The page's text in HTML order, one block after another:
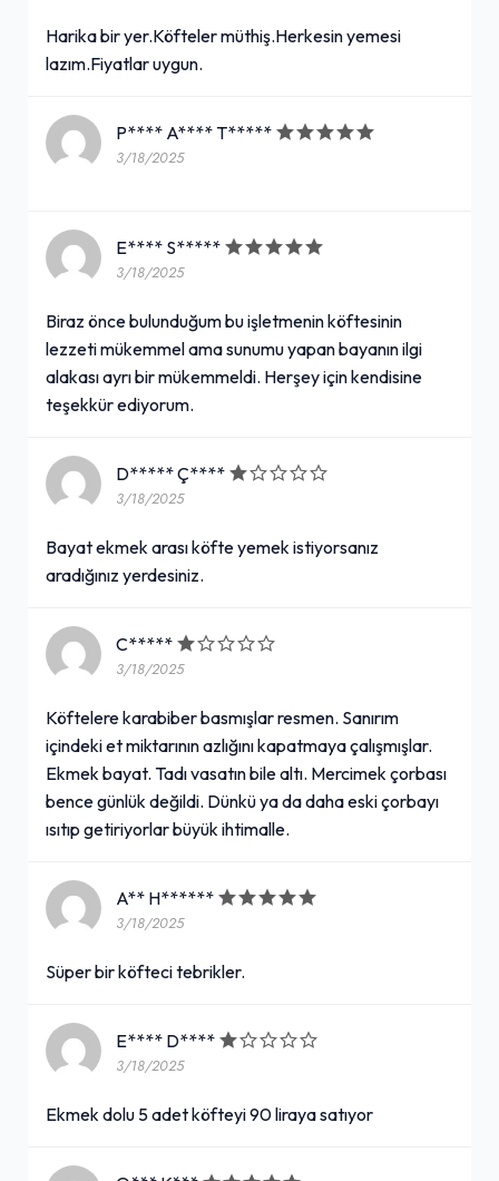
Harika bir yer.Köfteler müthiş.Herkesin yemesi
lazım.Fiyatlar uygun.
P**** A**** T*****
3/18/2025
E**** S*****
3/18/2025
Biraz önce bulunduğum bu işletmenin köftesinin
lezzeti mükemmel ama sunumu yapan bayanın ilgi
alakası ayrı bir mükemmeldi. Herşey için kendisine
teşekkür ediyorum.
D***** Ç****
3/18/2025
Bayat ekmek arası köfte yemek istiyorsanız
aradığınız yerdesiniz.
C*****
3/18/2025
Köftelere karabiber basmışlar resmen. Sanırım
içindeki et miktarının azlığını kapatmaya çalışmışlar.
Ekmek bayat. Tadı vasatın bile altı. Mercimek çorbası
bence günlük değildi. Dünkü ya da daha eski çorbayı
ısıtıp getiriyorlar büyük ihtimalle.
A** H******
3/18/2025
Süper bir köfteci tebrikler.
E**** D****
3/18/2025
Ekmek dolu 5 adet köfteyi 90 liraya satıyor